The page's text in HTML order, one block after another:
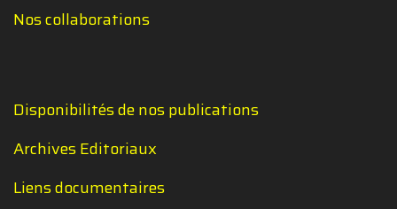
Nos collaborations
Disponibilités de nos publications
Archives Editoriaux
Liens documentaires